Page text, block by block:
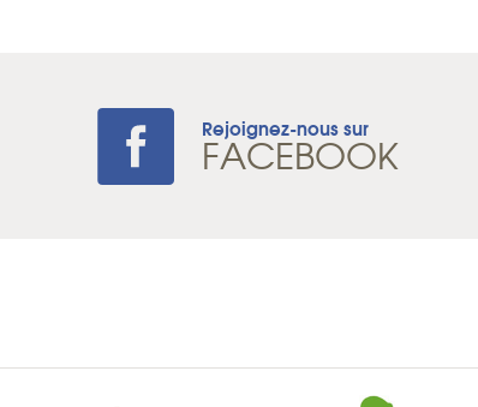
Rejoignez-nous sur
FACEBOOK